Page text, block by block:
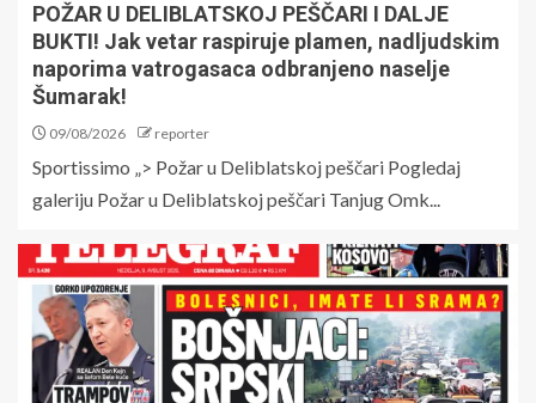
POŽAR U DELIBLATSKOJ PEŠČARI I DALJE
BUKTI! Jak vetar raspiruje plamen, nadljudskim
naporima vatrogasaca odbranjeno naselje
Šumarak!
09/08/2026 reporter
Sportissimo „> Požar u Deliblatskoj peščari Pogledaj
galeriju Požar u Deliblatskoj peščari Tanjug Omk...